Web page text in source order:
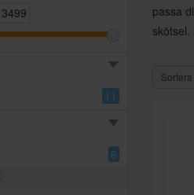
11
6
passa
Sortera